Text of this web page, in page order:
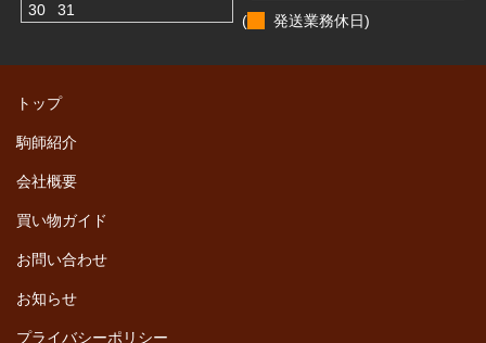
30
31
(
発送業務休日)
トップ
駒師紹介
会社概要
買い物ガイド
お問い合わせ
お知らせ
プライバシーポリシー